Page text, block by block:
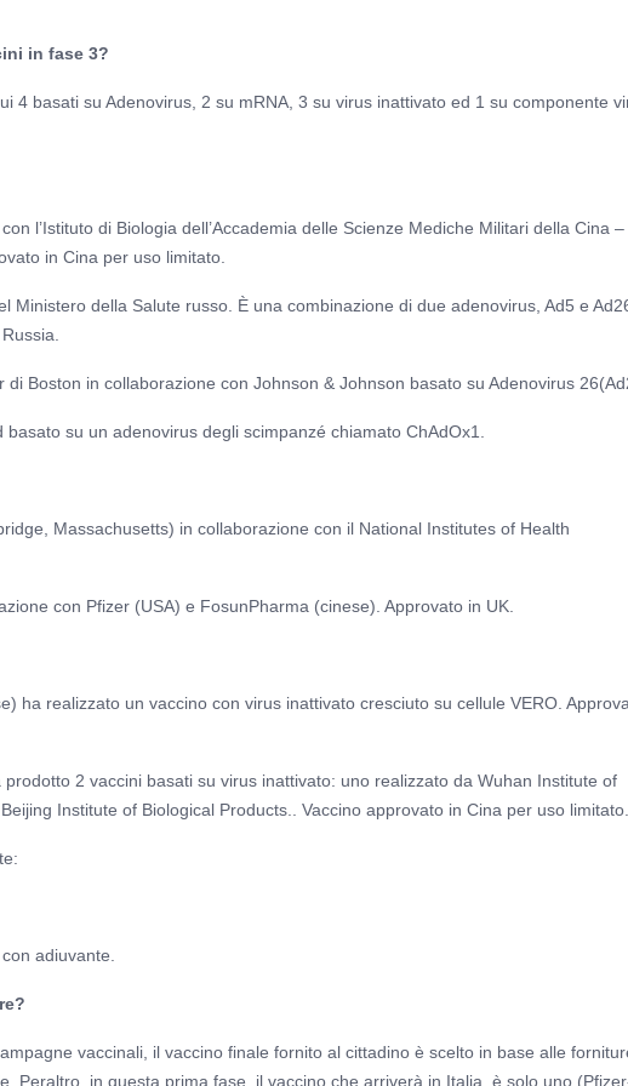
in fase 3?
4 basati su Adenovirus, 2 su mRNA, 3 su virus inattivato ed 1 su componente
l’Istituto di Biologia dell’Accademia delle Scienze Mediche Militari della Cina –
in Cina per uso limitato.
Ministero della Salute russo. È una combinazione di due adenovirus, Ad5 e
Boston in collaborazione con Johnson & Johnson basato su Adenovirus
su un adenovirus degli scimpanzé chiamato ChAdOx1.
Massachusetts) in collaborazione con il National Institutes of Health
con Pfizer (USA) e FosunPharma (cinese). Approvato in UK.
ha realizzato un vaccino con virus inattivato cresciuto su cellule VERO.
2 vaccini basati su virus inattivato: uno realizzato da Wuhan Institute of
Institute of Biological Products.. Vaccino approvato in Cina per uso limitato.
adiuvante.
vaccinali, il vaccino finale fornito al cittadino è scelto in base alle
Peraltro, in questa prima fase, il vaccino che arriverà in Italia, è solo uno